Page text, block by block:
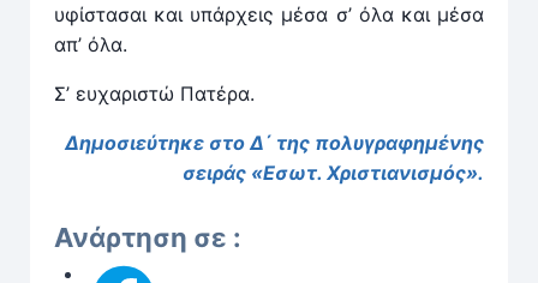
υφίστασαι και υπάρχεις μέσα σ’ όλα και μέσα
απ’ όλα.
Σ’ ευχαριστώ Πατέρα.
Δημοσιεύτηκε στο Δ΄ της πολυγραφημένης
σειράς «Εσωτ. Χριστιανισμός».
Ανάρτηση σε :